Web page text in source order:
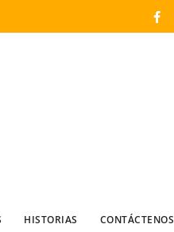
HISTORIAS CONTÁCTENOS